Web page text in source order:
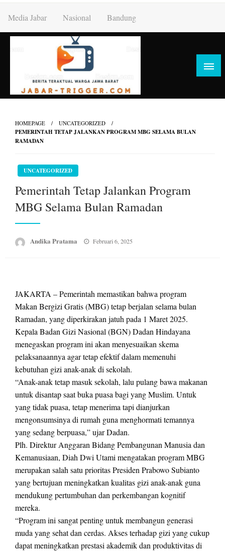
content
Media Jabar Nasional Bandung
HOMEPAGE UNCATEGORIZED
PEMERINTAH TETAP JALANKAN PROGRAM MBG SELAMA BULAN
RAMADAN
UNCATEGORIZED
Pemerintah Tetap Jalankan Program
MBG Selama Bulan Ramadan
Andika Pratama
Posted
Februari 6, 2025
JAKARTA – Pemerintah memastikan bahwa program
Makan Bergizi Gratis (MBG) tetap berjalan selama bulan
Ramadan, yang diperkirakan jatuh pada 1 Maret 2025.
Kepala Badan Gizi Nasional (BGN) Dadan Hindayana
menegaskan program ini akan menyesuaikan skema
pelaksanaannya agar tetap efektif dalam memenuhi
kebutuhan gizi anak-anak di sekolah.
“Anak-anak tetap masuk sekolah, lalu pulang bawa makanan
untuk disantap saat buka puasa bagi yang Muslim. Untuk
yang tidak puasa, tetap menerima tapi dianjurkan
mengonsumsinya di rumah guna menghormati temannya
yang sedang berpuasa,” ujar Dadan.
Plh. Direktur Anggaran Bidang Pembangunan Manusia dan
Kemanusiaan, Diah Dwi Utami mengatakan program MBG
merupakan salah satu prioritas Presiden Prabowo Subianto
yang bertujuan meningkatkan kualitas gizi anak-anak guna
mendukung pertumbuhan dan perkembangan kognitif
mereka.
“Program ini sangat penting untuk membangun generasi
muda yang sehat dan cerdas. Akses terhadap gizi yang cukup
dapat meningkatkan prestasi akademik dan produktivitas di